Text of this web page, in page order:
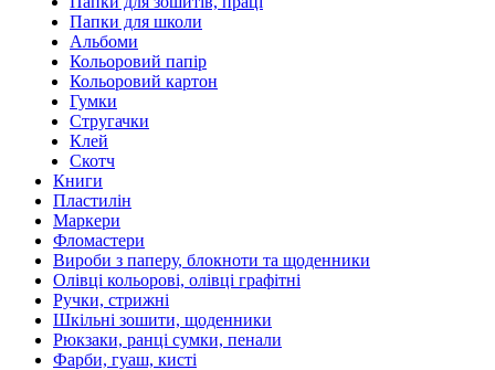
Папки для школи
Альбоми
Кольоровий папір
Кольоровий картон
Гумки
Стругачки
Клей
Скотч
Книги
Пластилін
Маркери
Фломастери
Вироби з паперу, блокноти та щоденники
Олівці кольорові, олівці графітні
Ручки, стрижні
Шкільні зошити, щоденники
Рюкзаки, ранці сумки, пенали
Фарби, гуаш, кисті